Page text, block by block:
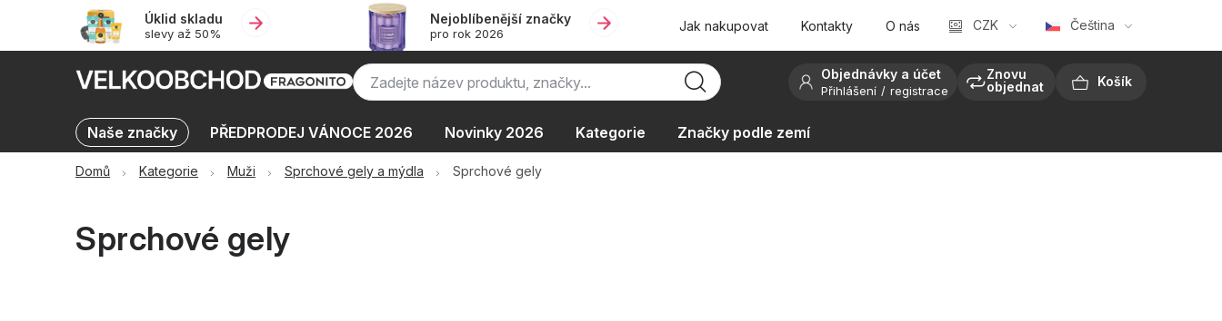
obsah
Úklid skladu
slevy až 50%
Nejoblíbenější značky
pro rok 2026 Jak nakupovat Kontakty O nás CZK Čeština
Objednávky a účet
Přihlášení registrace
Znovu
objednat
Naše značky PŘEDPRODEJ VÁNOCE 2026 Novinky 2026 Kategorie Značky podle zemí
Výprodej skladu až -50 % KATALOGY Oblíbené kolekce
Domů Kategorie Muži Sprchové gely a mýdla Sprchové gely
Sprchové gely